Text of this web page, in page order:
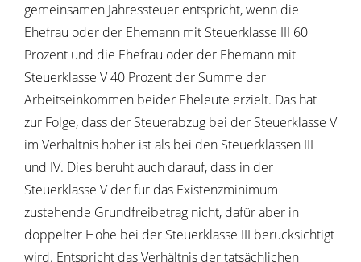
gemeinsamen Jahressteuer entspricht, wenn die
Ehefrau oder der Ehemann mit Steuerklasse III 60
Prozent und die Ehefrau oder der Ehemann mit
Steuerklasse V 40 Prozent der Summe der
Arbeitseinkommen beider Eheleute erzielt. Das hat
zur Folge, dass der Steuerabzug bei der Steuerklasse V
im Verhältnis höher ist als bei den Steuerklassen III
und IV. Dies beruht auch darauf, dass in der
Steuerklasse V der für das Existenzminimum
zustehende Grundfreibetrag nicht, dafür aber in
doppelter Höhe bei der Steuerklasse III berücksichtigt
wird. Entspricht das Verhältnis der tatsächlichen